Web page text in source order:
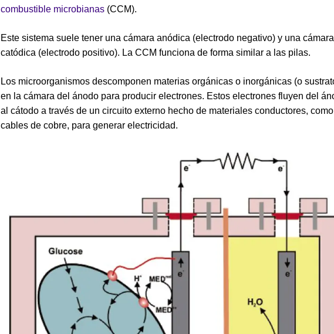
combustible microbianas (CCM).
Este sistema suele tener una cámara anódica (electrodo negativo) y una cámara
catódica (electrodo positivo). La CCM funciona de forma similar a las pilas.
Los microorganismos descomponen materias orgánicas o inorgánicas (o
en la cámara del ánodo para producir electrones. Estos electrones fluyen del
al cátodo a través de un circuito externo hecho de materiales conductores, como
cables de cobre, para generar electricidad.